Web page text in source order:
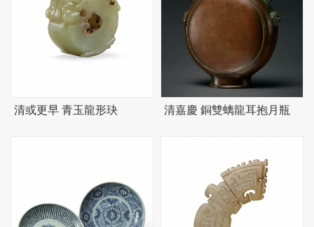
清或更早 青玉龍形玦 清嘉慶 銅雙螭龍耳抱月瓶